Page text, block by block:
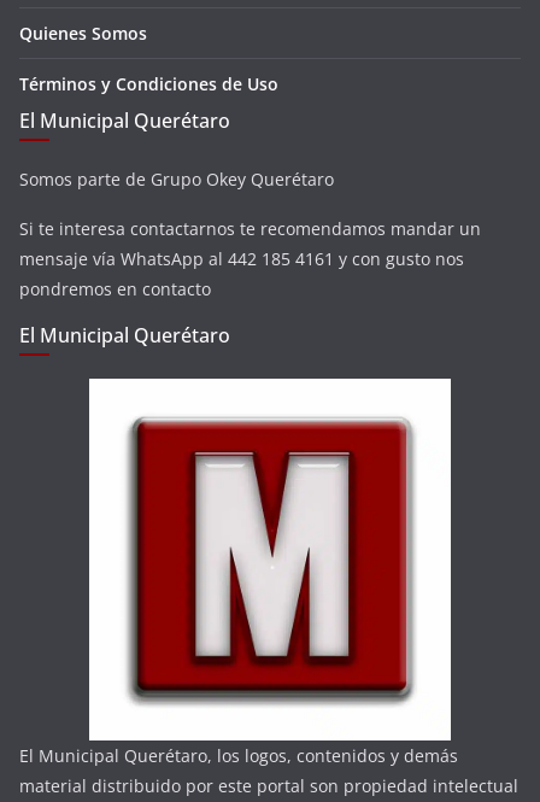
Quienes Somos
Términos y Condiciones de Uso
El Municipal Querétaro
Somos parte de Grupo Okey Querétaro
Si te interesa contactarnos te recomendamos mandar un
mensaje vía WhatsApp al 442 185 4161 y con gusto nos
pondremos en contacto
El Municipal Querétaro
El Municipal Querétaro, los logos, contenidos y demás
material distribuido por este portal son propiedad intelectual